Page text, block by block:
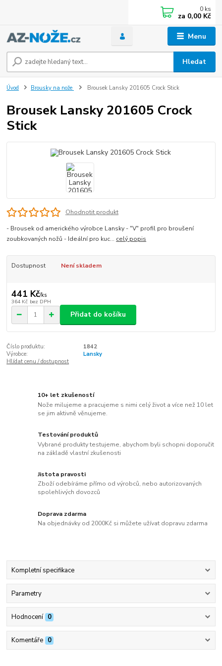
Menu
Hledat
0 ks
za 0,00 Kč
Úvod Brousky na nože Brousek Lansky 201605 Crock Stick
Brousek Lansky 201605 Crock
Stick
Ohodnotit produkt
- Brousek od amerického výrobce Lansky - "V" profil pro broušení
zoubkovaných nožů - Ideální pro kuc... celý popis
Dostupnost Není skladem
441 Kč/ks
364 Kč bez DPH
Přidat do košíku
Číslo produktu:
1842
Výrobce:
Lansky
Hlídat cenu / dostupnost
10+ let zkušeností
Nože milujeme a pracujeme s nimi celý život a více než 10 let
se jim aktivně věnujeme.
Testování produktů
Vybrané produkty testujeme, abychom byli schopni doporučit
na základě vlastní zkušenosti
Jistota pravosti
Zboží odebíráme přímo od výrobců, nebo autorizovaných
spolehlivých dovozců
Doprava zdarma
Na objednávky od 2000Kč si můžete užívat dopravu zdarma
Kompletní specifikace
Parametry
Hodnocení 0
Komentáře 0